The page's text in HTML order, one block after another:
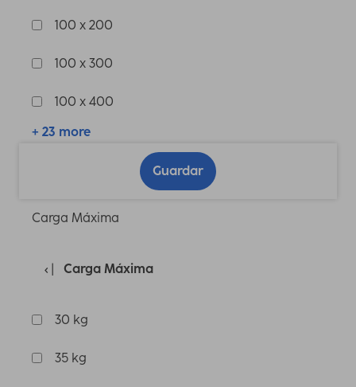
100 x 200
100 x 300
100 x 400
+ 23 more
Guardar
Carga Máxima
Carga Máxima
30 kg
35 kg